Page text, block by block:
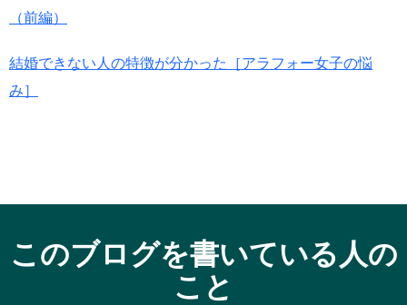
（前編）
結婚できない人の特徴が分かった［アラフォー女子の悩
み］
このブログを書いている人の
こと